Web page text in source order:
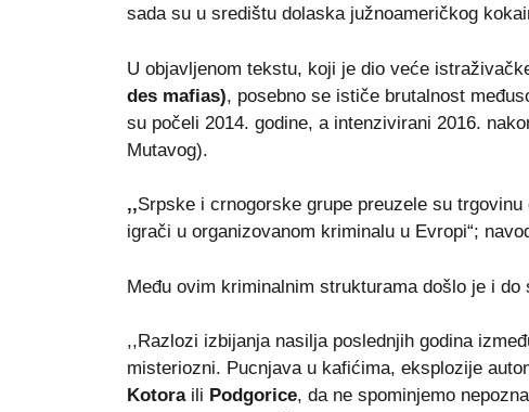
sada su u središtu dolaska južnoameričkog
U objavljenom tekstu, koji je dio veće
des mafias), posebno se ističe brutalnost
su počeli 2014. godine, a intenzivirani 2016.
Mutavog).
,,Srpske i crnogorske grupe preuzele su
igrači u organizovanom kriminalu u Evropi“;
Među ovim kriminalnim strukturama došlo je i do
,,Razlozi izbijanja nasilja poslednjih godina
misteriozni. Pucnjava u kafićima, eksplozije
Kotoraili Podgorice, da ne spominjemo